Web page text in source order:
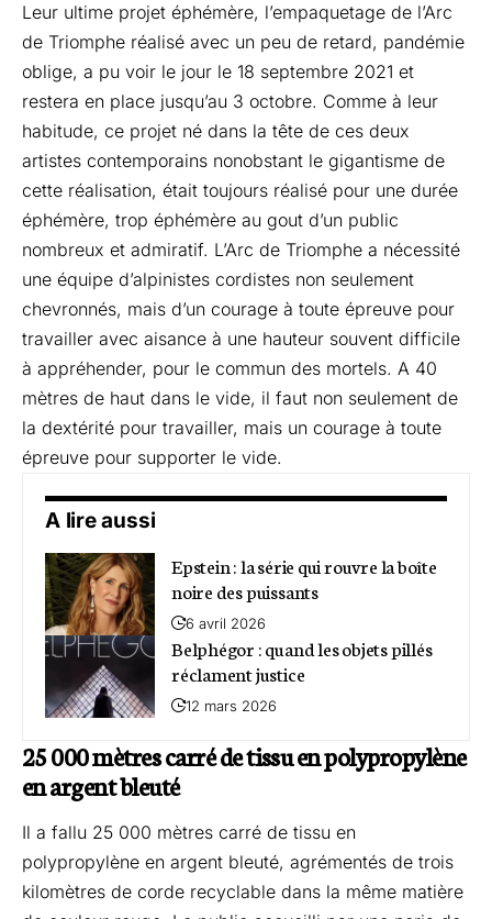
Leur ultime projet éphémère, l’empaquetage de l’Arc
de Triomphe réalisé avec un peu de retard, pandémie
oblige, a pu voir le jour le 18 septembre 2021 et
restera en place jusqu’au 3 octobre. Comme à leur
habitude, ce projet né dans la tête de ces deux
artistes contemporains nonobstant le gigantisme de
cette réalisation, était toujours réalisé pour une durée
éphémère, trop éphémère au gout d’un public
nombreux et admiratif. L’Arc de Triomphe a nécessité
une équipe d’alpinistes cordistes non seulement
chevronnés, mais d’un courage à toute épreuve pour
travailler avec aisance à une hauteur souvent difficile
à appréhender, pour le commun des mortels. A 40
mètres de haut dans le vide, il faut non seulement de
la dextérité pour travailler, mais un courage à toute
épreuve pour supporter le vide.
A lire aussi
Epstein : la série qui rouvre la boîte
noire des puissants
6 avril 2026
Belphégor : quand les objets pillés
réclament justice
12 mars 2026
25 000 mètres carré de tissu en polypropylène
en argent bleuté
Il a fallu 25 000 mètres carré de tissu en
polypropylène en argent bleuté, agrémentés de trois
kilomètres de corde recyclable dans la même matière